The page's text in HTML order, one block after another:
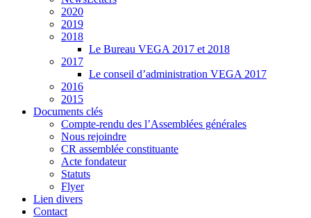
2020
2019
2018
Le Bureau VEGA 2017 et 2018
2017
Le conseil d’administration VEGA 2017
2016
2015
Documents clés
Compte-rendu des l’Assemblées générales
Nous rejoindre
CR assemblée constituante
Acte fondateur
Statuts
Flyer
Lien divers
Contact